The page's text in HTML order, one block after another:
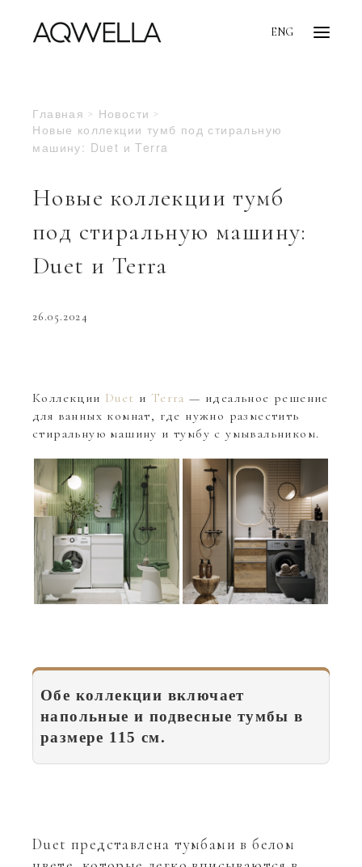
ENG
Главная
Новости
Новые коллекции тумб под стиральную
машину: Duet и Terra
Новые коллекции тумб
под стиральную машину:
Duet и Terra
26.05.2024
Коллекции Duet и Terra — идеальное решение
для ванных комнат, где нужно разместить
стиральную машину и тумбу с умывальником.
Обе коллекции включает
напольные и подвесные тумбы в
размере 115 см.
Duet представлена тумбами в белом